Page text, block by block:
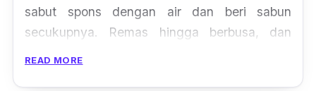
sabut spons dengan air dan beri sabun
secukupnya. Remas hingga berbusa, dan
READ MORE